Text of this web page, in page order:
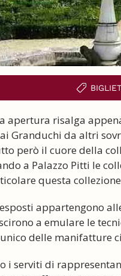
apertura risalga
Granduchi da altri
però il cuore della
a Palazzo Pitti le
questa
appartengono
a emulare le
delle manifatture
i serviti di